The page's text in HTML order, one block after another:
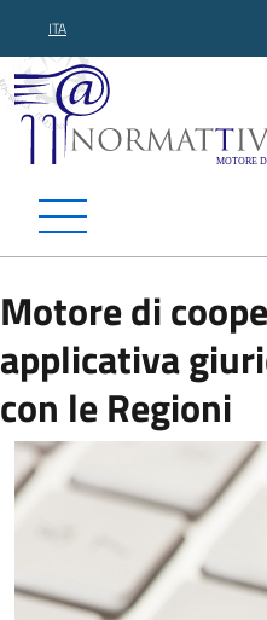
ITA
Motore di
applicativa
con le Regioni